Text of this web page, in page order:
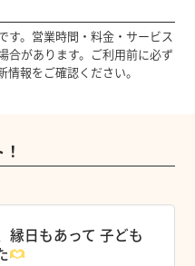
す。営業時間・料金・サービス
合があります。ご利用前に必ず
報をご確認ください。
縁日もあって 子ども